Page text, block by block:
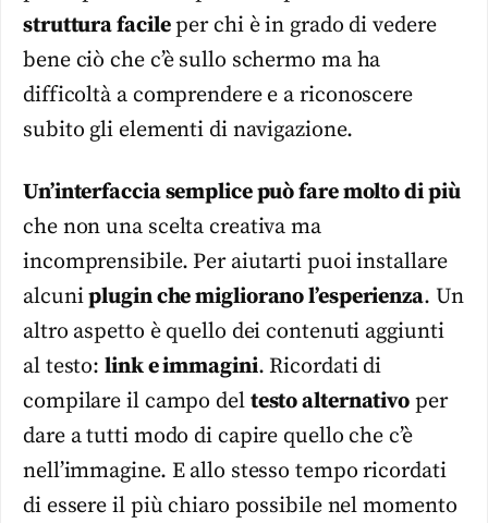
struttura facileper chi è in grado di vedere
bene ciò che c’è sullo schermo ma ha
difficoltà a comprendere e a riconoscere
subito gli elementi di navigazione.
Un’interfaccia semplice può fare molto di più
che non una scelta creativa ma
incomprensibile. Per aiutarti puoi installare
alcuniplugin che migliorano l’esperienza. Un
altro aspetto è quello dei contenuti aggiunti
al testo:link e immagini. Ricordati di
compilare il campo del testo alternativo per
dare a tutti modo di capire quello che c’è
nell’immagine. E allo stesso tempo ricordati
di essere il più chiaro possibile nel momento